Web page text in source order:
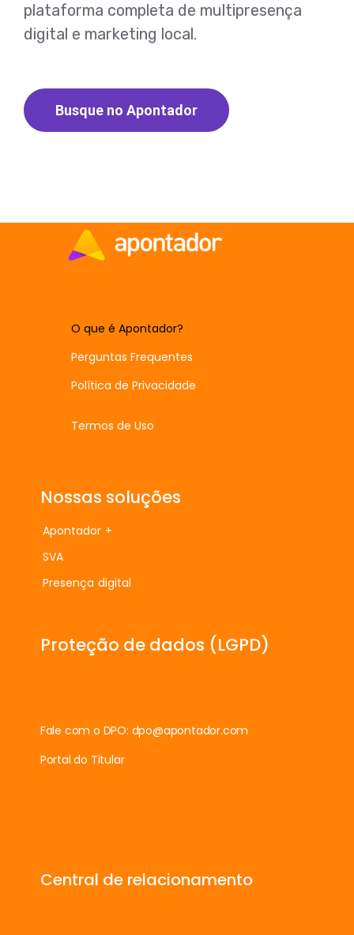
plataforma completa de multipresença
digital e marketing local.
Busque no Apontador
O que é Apontador?
Perguntas Frequentes
Política de Privacidade
Termos de Uso
Nossas soluções
Apontador +
SVA
Presença digital
Proteção de dados (LGPD)
Fale com o DPO: dpo@apontador.com
Portal do Titular
Central de relacionamento